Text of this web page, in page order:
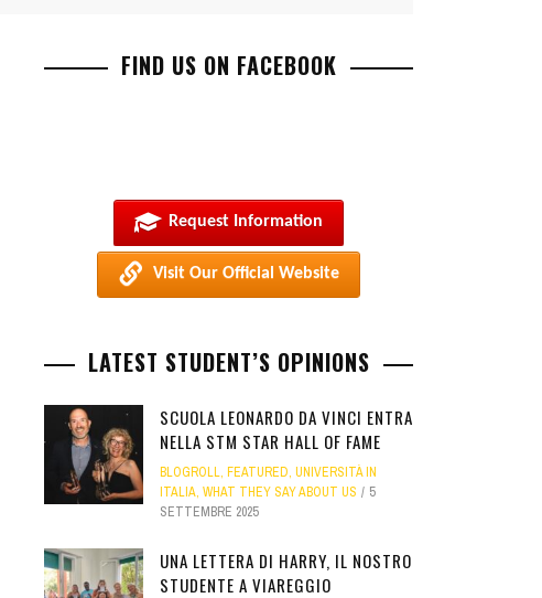
FIND US ON FACEBOOK
Request Information
Visit Our Official Website
LATEST STUDENT’S OPINIONS
SCUOLA LEONARDO DA VINCI ENTRA
NELLA STM STAR HALL OF FAME
BLOGROLL, FEATURED, UNIVERSITÀ IN
ITALIA, WHAT THEY SAY ABOUT US
5
SETTEMBRE 2025
UNA LETTERA DI HARRY, IL NOSTRO
STUDENTE A VIAREGGIO